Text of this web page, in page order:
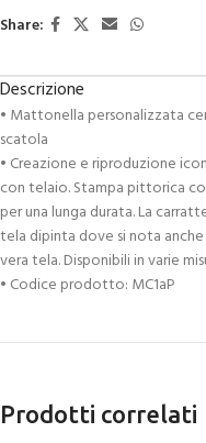
Share:
Descrizione
• Mattonella personalizzata
scatola
• Creazione e riproduzione
con telaio. Stampa pittorica
per una lunga durata. La
tela dipinta dove si nota
vera tela. Disponibili in varie
• Codice prodotto: MC1aP
Prodotti correlati